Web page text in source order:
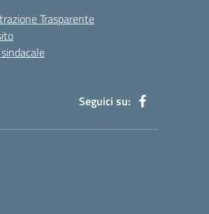
Trasparente
Seguici su: